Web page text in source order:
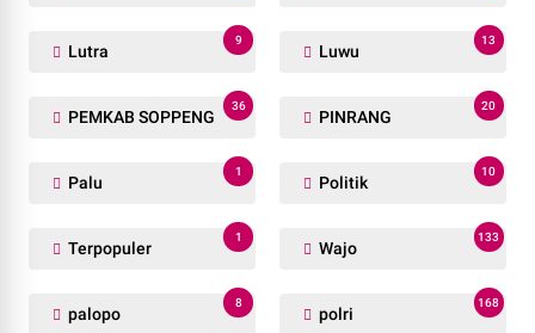
Lutra
9
Luwu
13
PEMKAB SOPPENG
36
PINRANG
20
Palu
1
Politik
10
Terpopuler
1
Wajo
133
palopo
8
polri
168